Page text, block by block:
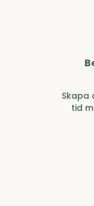
Skapa
tid